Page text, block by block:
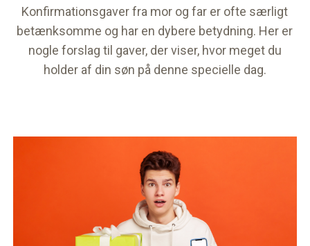
Konfirmationsgaver fra mor og far er ofte særligt
betænksomme og har en dybere betydning. Her er
nogle forslag til gaver, der viser, hvor meget du
holder af din søn på denne specielle dag.